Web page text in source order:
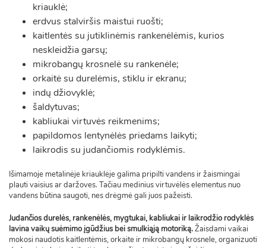
kriauklė;
erdvus stalviršis maistui ruošti;
kaitlentės su jutiklinėmis rankenėlėmis, kurios
neskleidžia garsų;
mikrobangų krosnelė su rankenėle;
orkaitė su durelėmis, stiklu ir ekranu;
indų džiovyklė;
šaldytuvas;
kabliukai virtuvės reikmenims;
papildomos lentynėlės priedams laikyti;
laikrodis su judančiomis rodyklėmis.
Išimamoje metalinėje kriauklėje galima pripilti vandens ir žaismingai
plauti vaisius ar daržoves. Tačiau medinius virtuvėlės elementus nuo
vandens būtina saugoti, nes drėgmė gali juos pažeisti.
Judančios durelės, rankenėlės, mygtukai, kabliukai ir laikrodžio rodyklės
lavina vaikų suėmimo įgūdžius bei smulkiąją motoriką.Žaisdami vaikai
mokosi naudotis kaitlentėmis, orkaite ir mikrobangų krosnele, organizuoti